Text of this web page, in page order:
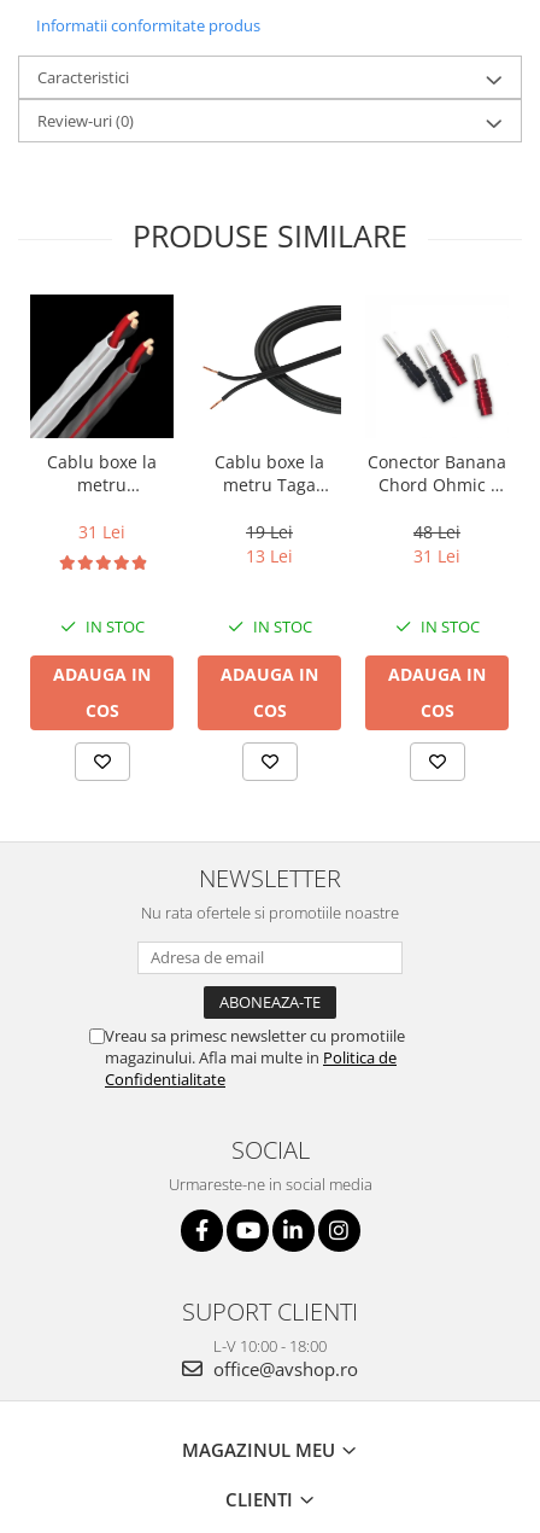
Informatii conformitate produs
Caracteristici
Review-uri(0)
PRODUSE SIMILARE
Cablu boxe la
metru
DB 16/2,
conductor cupru
LGC
31 Lei
IN STOC
ADAUGA IN
COS
Cablu boxe la
metru Taga
14B, 2 x 2mm
19 Lei
13 Lei
IN STOC
ADAUGA IN
COS
Conector Banana
Chord Ohmic -
48 Lei
31 Lei
IN STOC
ADAUGA IN
COS
NEWSLETTER
Nu rata ofertele si promotiile noastre
Vreau sa primesc newsletter cu promotiile
magazinului. Afla mai multe in Politica de
Confidentialitate
SOCIAL
Urmareste-ne in social media
SUPORT CLIENTI
L-V 10:00 - 18:00
office@avshop.ro
MAGAZINUL MEU
CLIENTI